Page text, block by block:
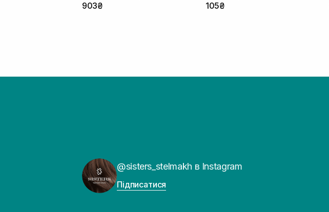
903₴ 105₴
@sisters_stelmakh в Instagram
Підписатися